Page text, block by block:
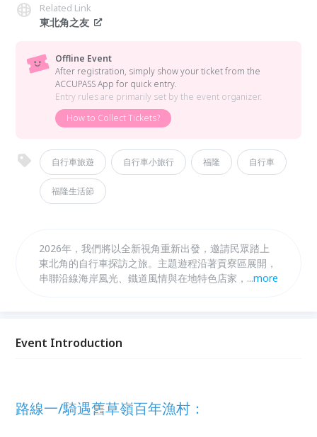
Related Link
東北角之友
Offline Event
After registration, simply show your ticket from the
ACCUPASS App for quick entry.
Entry rules are primarily set by the event organizer.
How to Collect Tickets?
自行車旅遊 自行車小旅行 福隆 自行車
福隆生活節
2026年，我們將以全新視角重新出發，邀請民眾踏上
東北角的自行車探訪之旅。主題遊程沿著貢寮區展開，
串聯沿線海岸風光、鐵道風情與在地特色店家，特別規
資源，推廣永續旅遊與地方特色，帶領大家感受屬於東
...more
Event Introduction
路線一/騎遇舊草嶺百年漁村：